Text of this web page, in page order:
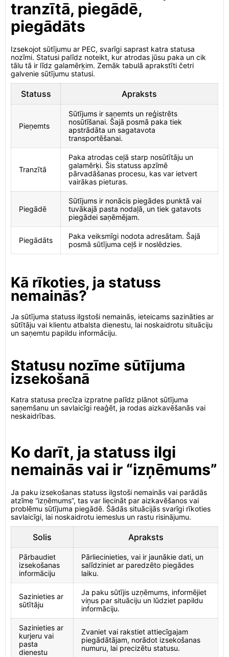
tranzītā, piegādē,
piegādāts
Izsekojot sūtījumu ar PEC, svarīgi saprast katra statusa
nozīmi. Statusi palīdz noteikt, kur atrodas jūsu paka un cik
tālu tā ir līdz galamērķim. Zemāk tabulā aprakstīti četri
galvenie sūtījumu statusi.
Statuss Apraksts
Pieņemts
Sūtījums ir saņemts un reģistrēts
nosūtīšanai. Šajā posmā paka tiek
apstrādāta un sagatavota
transportēšanai.
Tranzītā
Paka atrodas ceļā starp nosūtītāju un
galamērķi. Šis statuss apzīmē
pārvadāšanas procesu, kas var ietvert
vairākas pieturas.
Piegādē
Sūtījums ir nonācis piegādes punktā vai
tuvākajā pasta nodaļā, un tiek gatavots
piegādei saņēmējam.
Piegādāts
Paka veiksmīgi nodota adresātam. Šajā
posmā sūtījuma ceļš ir noslēdzies.
Kā rīkoties, ja statuss
nemainās?
Ja sūtījuma statuss ilgstoši nemainās, ieteicams sazināties ar
sūtītāju vai klientu atbalsta dienestu, lai noskaidrotu situāciju
un saņemtu papildu informāciju.
Statusu nozīme sūtījuma
izsekošanā
Katra statusa precīza izpratne palīdz plānot sūtījuma
saņemšanu un savlaicīgi reaģēt, ja rodas aizkavēšanās vai
neskaidrības.
Ko darīt, ja statuss ilgi
nemainās vai ir “izņēmums”
Ja paku izsekošanas statuss ilgstoši nemainās vai parādās
atzīme “izņēmums”, tas var liecināt par aizkavēšanos vai
problēmu sūtījuma piegādē. Šādās situācijās svarīgi rīkoties
savlaicīgi, lai noskaidrotu iemeslus un rastu risinājumu.
Solis Apraksts
Pārbaudiet
izsekošanas
informāciju
Pārliecinieties, vai ir jaunākie dati, un
salīdziniet ar paredzēto piegādes
laiku.
Sazinieties ar
sūtītāju
Ja paku sūtījis uzņēmums, informējiet
viņus par situāciju un lūdziet papildu
informāciju.
Sazinieties ar
kurjeru vai
pasta
dienestu
Zvaniet vai rakstiet attiecīgajam
piegādātājam, norādot izsekošanas
numuru, lai precizētu statusu.